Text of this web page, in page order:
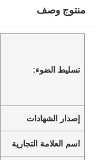
منتوج وصف
تسليط الضوء:
إصدار الشهادات
اسم العلامة التجارية